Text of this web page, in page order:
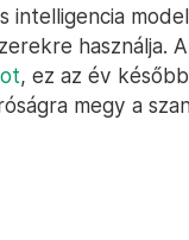
intelligencia
használja.
, ez az év
megy a